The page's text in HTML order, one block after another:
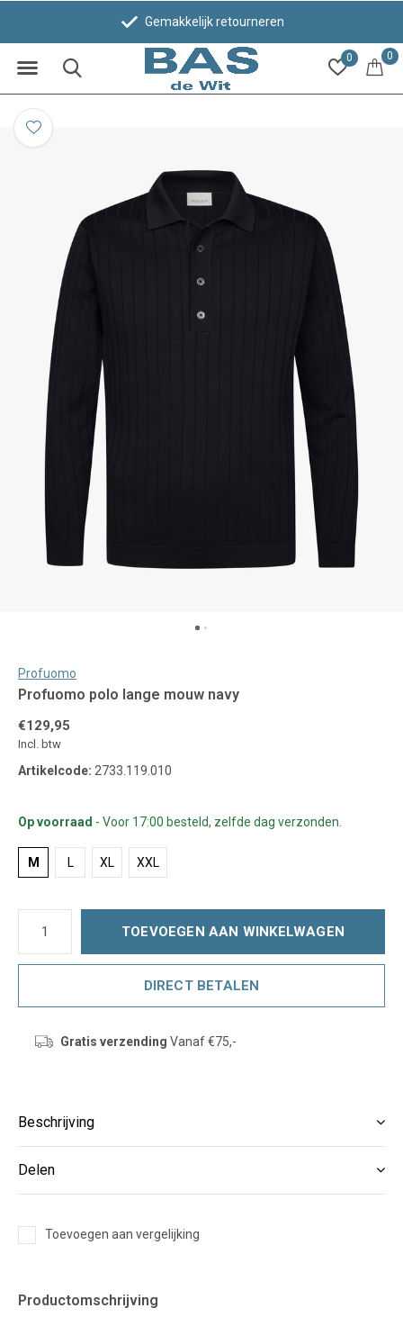
0 0
Gemakkelijk retourneren
Profuomo
Profuomo polo lange mouw navy
€129,95
Incl. btw
Artikelcode: 2733.119.010
Op voorraad - Voor 17:00 besteld, zelfde dag verzonden.
M L XL XXL
TOEVOEGEN AAN WINKELWAGEN
DIRECT BETALEN
Gratis verzending Vanaf €75,-
Beschrijving
Delen
Toevoegen aan vergelijking
Productomschrijving